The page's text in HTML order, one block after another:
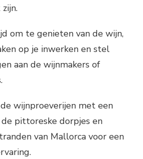
om te genieten van de wijn,
op je inwerken en stel
aan de wijnmakers of
wijnproeverijen met een
de pittoreske dorpjes en
van Mallorca voor een